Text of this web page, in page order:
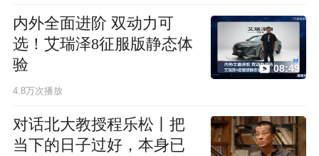
内外全面进阶 双动力可
选！艾瑞泽8征服版静态体
验
4.8万次播放
08:49
对话北大教授程乐松丨把
当下的日子过好，本身已